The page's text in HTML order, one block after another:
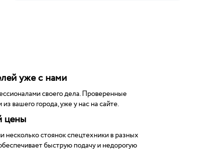
уже с нами
своего дела. Проверенные
вашего города, уже у нас на сайте.
цены
стоянок спецтехники в разных
быструю подачу и недорогую